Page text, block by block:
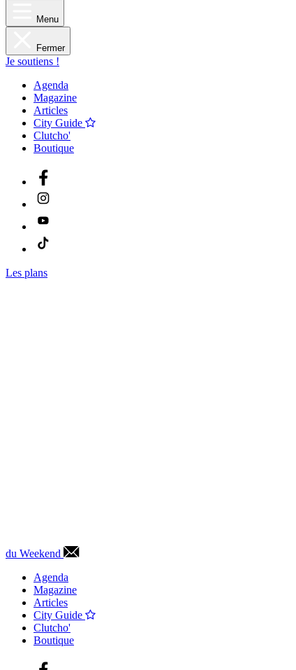
Menu
Fermer
Je soutiens !
Agenda
Magazine
Articles
City Guide
Clutcho'
Boutique
Les plans
du Weekend
Agenda
Magazine
Articles
City Guide
Clutcho'
Boutique